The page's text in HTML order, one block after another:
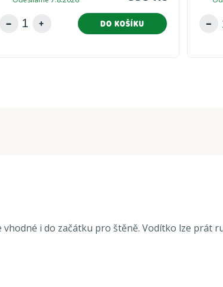
DO KOŠÍKU
i do začátku pro štěně. Vodítko lze prát